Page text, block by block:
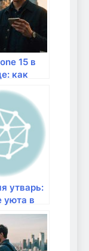
15 в
как
утварь:
уюта в